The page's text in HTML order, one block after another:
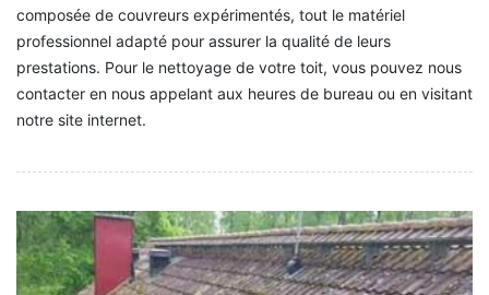
composée de couvreurs expérimentés, tout le matériel
professionnel adapté pour assurer la qualité de leurs
prestations. Pour le nettoyage de votre toit, vous pouvez nous
contacter en nous appelant aux heures de bureau ou en visitant
notre site internet.